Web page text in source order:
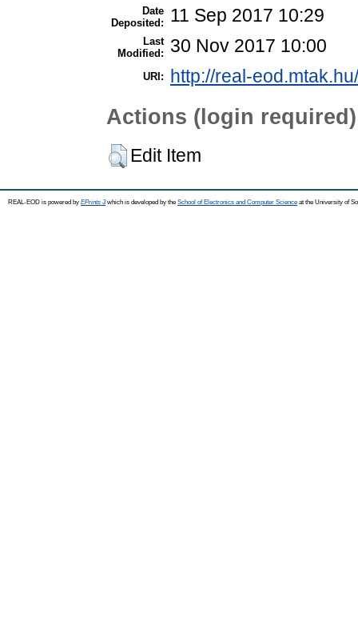
Date
Deposited:
11 Sep 2017 10:29
Last
Modified:
30 Nov 2017 10:00
URI: http://real-
Actions (login required)
Edit Item
REAL-EOD is powered by EPrints 3which is developed by the School of Electronics and Computer Science at the University of